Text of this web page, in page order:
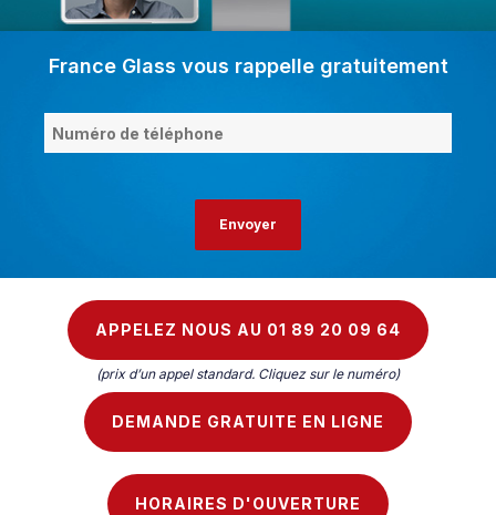
France Glass vous rappelle gratuitement
APPELEZ NOUS AU 01 89 20 09 64
(prix d’un appel standard. Cliquez sur le numéro)
DEMANDE GRATUITE EN LIGNE
HORAIRES D'OUVERTURE